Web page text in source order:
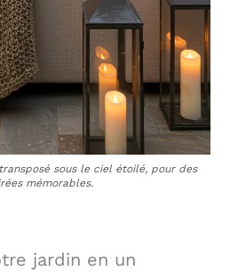
sous le ciel étoilé, pour des
mémorables.
jardin en un